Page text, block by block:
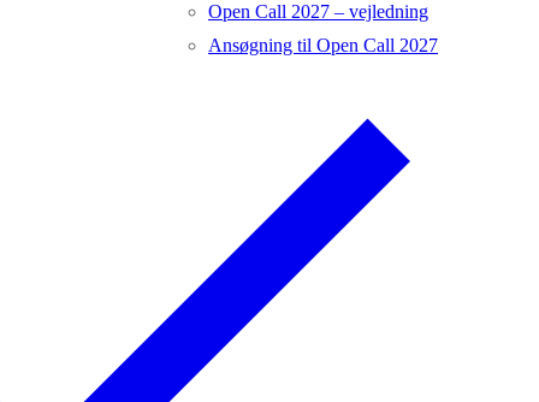
Open Call 2027 – vejledning
Ansøgning til Open Call 2027